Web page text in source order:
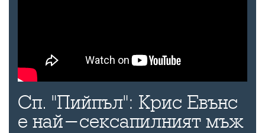
Сп. "Пийпъл": Крис Евънс
е най-сексапилният мъж